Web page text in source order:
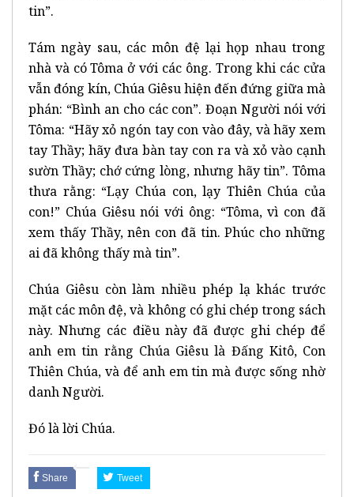
tin”.
Tám ngày sau, các môn đệ lại họp nhau trong
nhà và có Tôma ở với các ông. Trong khi các cửa
vẫn đóng kín, Chúa Giêsu hiện đến đứng giữa mà
phán: “Bình an cho các con”. Đoạn Người nói với
Tôma: “Hãy xỏ ngón tay con vào đây, và hãy xem
tay Thầy; hãy đưa bàn tay con ra và xỏ vào cạnh
sườn Thầy; chớ cứng lòng, nhưng hãy tin”. Tôma
thưa rằng: “Lạy Chúa con, lạy Thiên Chúa của
con!” Chúa Giêsu nói với ông: “Tôma, vì con đã
xem thấy Thầy, nên con đã tin. Phúc cho những
ai đã không thấy mà tin”.
Chúa Giêsu còn làm nhiều phép lạ khác trước
mặt các môn đệ, và không có ghi chép trong sách
này. Nhưng các điều này đã được ghi chép để
anh em tin rằng Chúa Giêsu là Đấng Kitô, Con
Thiên Chúa, và để anh em tin mà được sống nhờ
danh Người.
Đó là lời Chúa.
Share Tweet